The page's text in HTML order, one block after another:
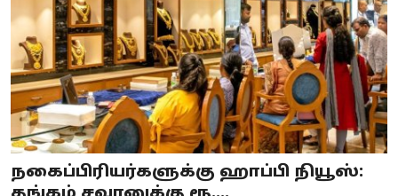
Crime
Tamilnadu
National
World
Astrology
நகைப்பிரியர்களுக்கு ஹாப்பி நியூஸ்: